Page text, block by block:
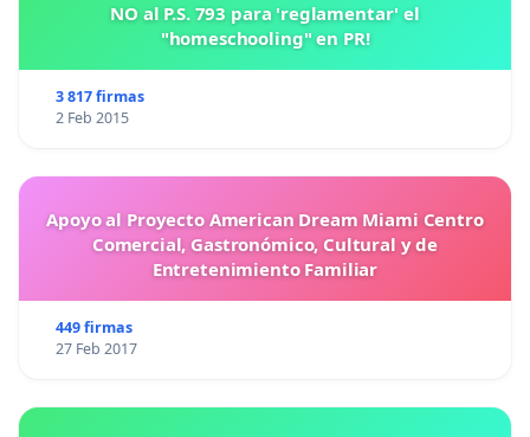
NO al P.S. 793 para 'reglamentar' el
"homeschooling" en PR!
3 817 firmas
2 Feb 2015
Apoyo al Proyecto American Dream Miami Centro
Comercial, Gastronómico, Cultural y de
Entretenimiento Familiar
449 firmas
27 Feb 2017